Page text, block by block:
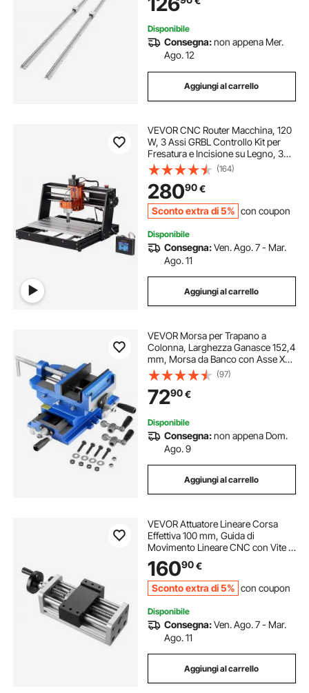
Disponibile
Consegna:non appena Mer.
Ago. 12
Aggiungi al carrello
VEVOR CNC Router Macchina, 120
W, 3 Assi GRBL Controllo Kit per
Fresatura e Incisione su Legno, 300
x 200 x 72 mm Area di Lavoro 1200
giri/min, Router Macchina per
Legno Acrilico Schiuma Plastica
(164)
28090€
Sconto extra di 5% con coupon
Disponibile
Consegna:Ven. Ago. 7 - Mar.
Ago. 11
Aggiungi al carrello
VEVOR Morsa per Trapano a
Colonna, Larghezza Ganasce 152,4
mm, Morsa da Banco con Asse XY
a 2 Vie, Ghisa per Impieghi Gravosi,
Morsetto per Banco da Lavoro, per
Fresatrice CNC Lavorazione del
Legno
(97)
7290€
Disponibile
Consegna:non appena Dom.
Ago. 9
Aggiungi al carrello
VEVOR Attuatore Lineare Corsa
Effettiva 100 mm, Guida di
Movimento Lineare CNC con Vite a
Sfere, Doppio Asse Ottico, Alta
Precisione C7, Blocco Scorrevole
con Cuscinetto per Asse XYZ del
Router CNC
16090€
Sconto extra di 5% con coupon
Disponibile
Consegna:Ven. Ago. 7 - Mar.
Ago. 11
Aggiungi al carrello